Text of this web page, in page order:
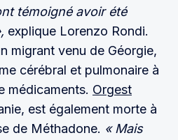
témoigné avoir été
explique Lorenzo Rondi.
migrant venu de Géorgie,
cérébral et pulmonaire à
médicaments. Orgest
est également morte à
de Méthadone. « Mais